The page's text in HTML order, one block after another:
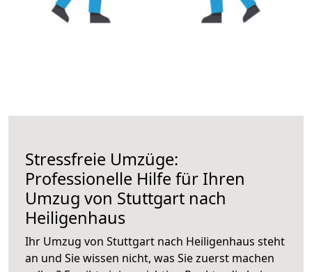
Stressfreie Umzüge:
Professionelle Hilfe für Ihren
Umzug von Stuttgart nach
Heiligenhaus
Ihr Umzug von Stuttgart nach Heiligenhaus steht
an und Sie wissen nicht, was Sie zuerst machen